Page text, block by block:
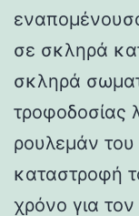
σε σκληρά
σκληρά
τροφοδοσίας
ρουλεμάν
καταστροφή
χρόνο για